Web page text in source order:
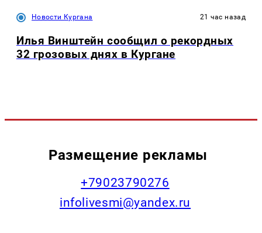
Новости Кургана 21 час назад
Илья Винштейн сообщил о рекордных
32 грозовых днях в Кургане
Размещение рекламы
+79023790276
infolivesmi@yandex.ru